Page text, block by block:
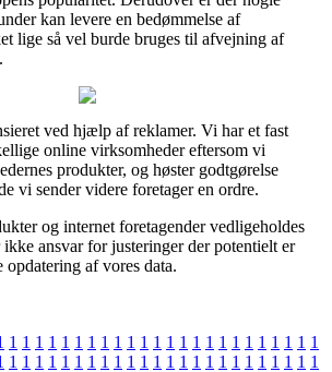
kan levere en bedømmelse af
lige så vel burde bruges til afvejning af
ved hjælp af reklamer. Vi har et fast
online virksomheder eftersom vi
produkter, og høster godtgørelse
vi sender videre foretager en ordre.
og internet foretagender vedligeholdes
ansvar for justeringer der potentielt er
opdatering af vores data.
1 1 1 1 1 1 1 1 1 1 1 1 1 1 1 1 1 1 1 1 1 1 1 1
1 1 1 1 1 1 1 1 1 1 1 1 1 1 1 1 1 1 1 1 1 1 1 1